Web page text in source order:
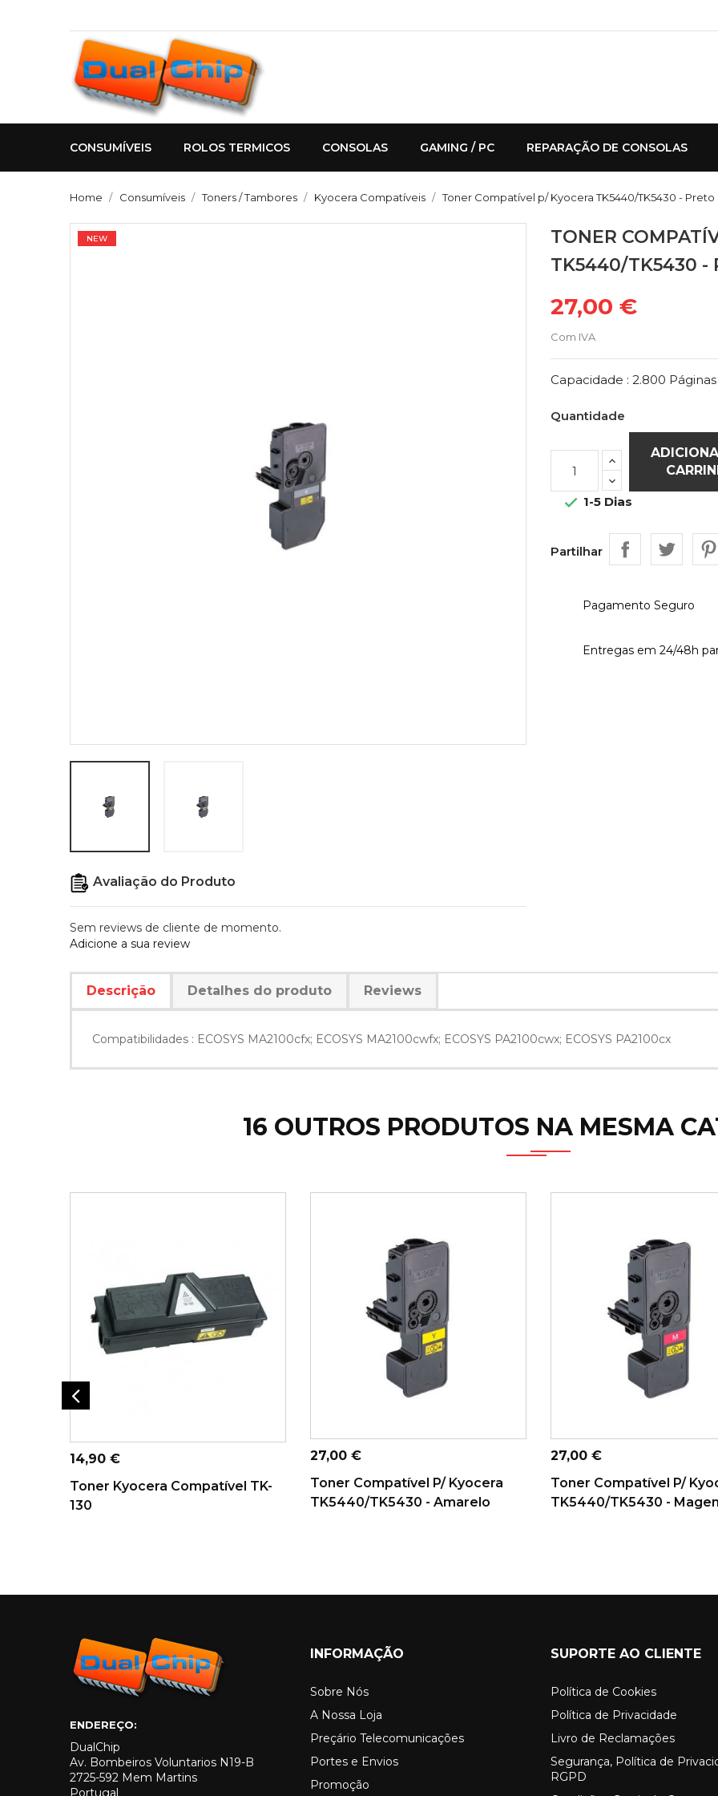
CONSUMÍVEIS ROLOS TERMICOS CONSOLAS GAMING / PC REPARAÇÃO DE CONSOLAS
Home Consumíveis Toners / Tambores Kyocera Compatíveis Toner Compatível p/ Kyocera TK5440/TK5430 - Preto
NEW
Avaliação do Produto
Sem reviews de cliente de momento.
Adicione a sua review
TONER
TK5440/TK5430 -
27,00 €
Com IVA
Capacidade : 2.800 Páginas
Quantidade
 1-5 Dias
Partilhar
Pagamento Seguro
Entregas em 24/48h
Descrição Detalhes do produto Reviews
Compatibilidades : ECOSYS MA2100cfx; ECOSYS MA2100cwfx; ECOSYS PA2100cwx; ECOSYS PA2100cx
16 OUTROS PRODUTOS NA MESMA
CARRINHO
Preço
14,90 €
Toner Kyocera Compatível TK-
130
CARRINHO
Preço
27,00 €
Toner Compatível P/ Kyocera
TK5440/TK5430 - Amarelo
CARRINHO
Preço
27,00 €
Toner Compatível P/
TK5440/TK5430 -
ENDEREÇO:
DualChip
Av. Bombeiros Voluntarios N19-B
2725-592 Mem Martins
Portugal
INFORMAÇÃO
Sobre Nós
A Nossa Loja
Preçário Telecomunicações
Portes e Envios
Promoção
SUPORTE AO CLIENTE
Política de Cookies
Política de Privacidade
Livro de Reclamações
Segurança, Política de
RGPD